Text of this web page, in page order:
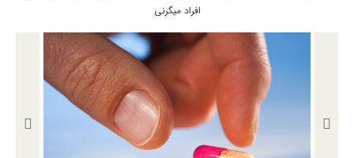
افراد میگرنی